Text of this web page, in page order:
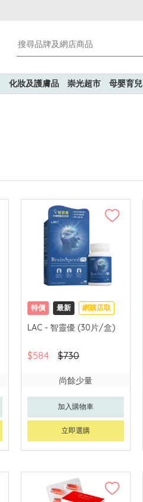
化妝及護膚品 崇光超市 母嬰育兒
特價 最新 網購店取
LAC - 智靈優 (30片/盒)
$584 $730
尚餘少量
加入購物車
立即選購